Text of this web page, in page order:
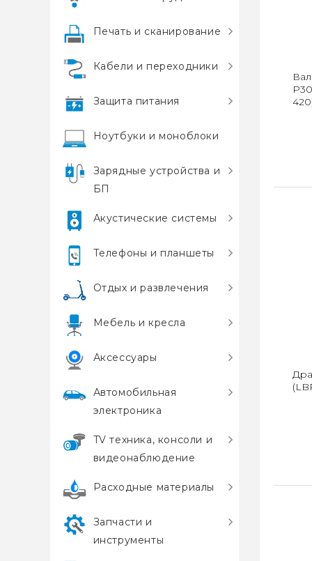
Печать и сканирование
Кабели и переходники
Защита питания
Ноутбуки и моноблоки
Зарядные устройства и
БП
Акустические системы
Телефоны и планшеты
Отдых и развлечения
Мебель и кресла
Аксессуары
Автомобильная
электроника
TV техника, консоли и
видеонаблюдение
Расходные материалы
Запчасти и
инструменты